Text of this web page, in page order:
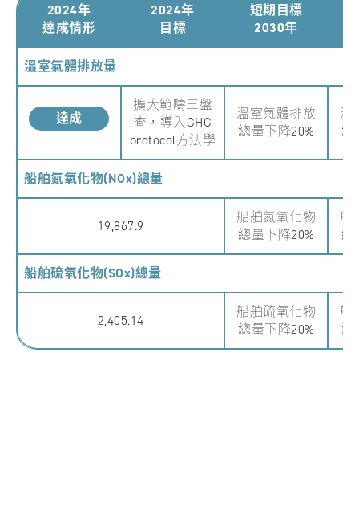
2024年
達成情形
2024年
目標
短期目標
2030年
溫室氣體排放量
達成
擴大範疇三盤
查，導入GHG
protocol方法學
溫室氣體排放
總量下降20%
溫
總
船舶氮氧化物(NOx)總量
19,867.9
船舶氮氧化物
總量下降20%
船
總
船舶硫氧化物(SOx)總量
2,405.14
船舶硫氧化物
總量下降20%
船
總